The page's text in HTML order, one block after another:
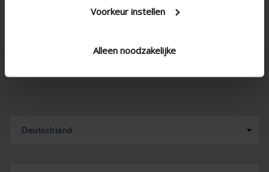
Voorkeur instellen
Alleen noodzakelijke
Deutschland